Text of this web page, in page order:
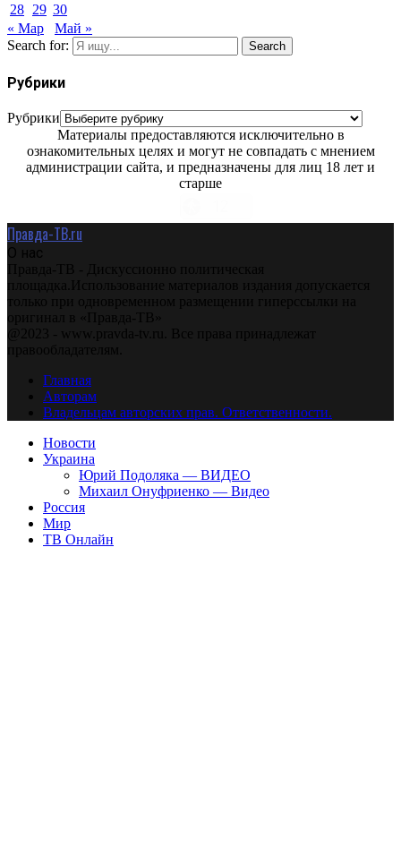
28 29 30
« Мар
Май »
Search for:
Search
Рубрики
Рубрики
Материалы предоставляются исключительно в
ознакомительных целях и могут не совпадать с мнением
администрации сайта, и предназначены для лиц 18 лет и
старше
Правда-ТВ.ru
О нас
Правда-ТВ - Дискуссионно политическая
площадка.Использование материалов издания допускается
только при одновременном размещении гиперссылки на
оригинал в «Правда-ТВ»
@2023 - www.pravda-tv.ru. Все права принадлежат
правообладателям.
Главная
Авторам
Владельцам авторских прав. Ответственности.
Новости
Украина
Юрий Подоляка — ВИДЕО
Михаил Онуфриенко — Видео
Россия
Мир
ТВ Онлайн